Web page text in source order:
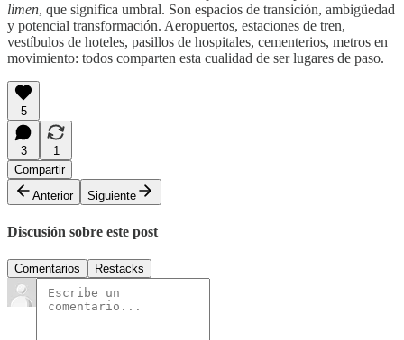
limen, que significa umbral. Son espacios de transición, ambigüedad
y potencial transformación. Aeropuertos, estaciones de tren,
vestíbulos de hoteles, pasillos de hospitales, cementerios, metros en
movimiento: todos comparten esta cualidad de ser lugares de paso.
5
3
1
Compartir
Anterior
Siguiente
Discusión sobre este post
Comentarios Restacks